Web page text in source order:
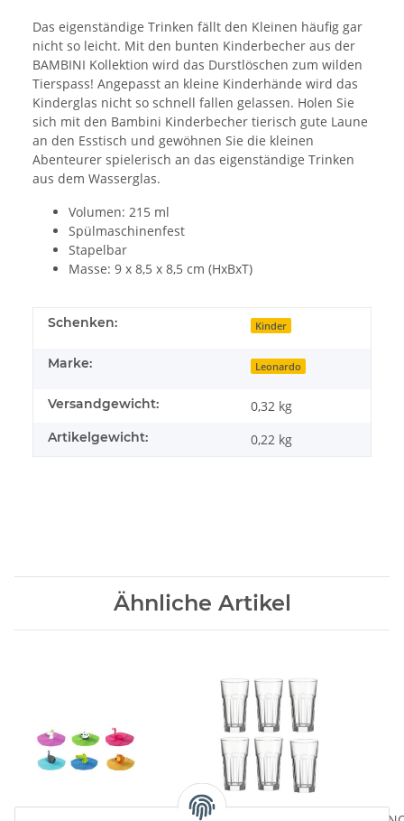
Das eigenständige Trinken fällt den Kleinen häufig gar
nicht so leicht. Mit den bunten Kinderbecher aus der
BAMBINI Kollektion wird das Durstlöschen zum wilden
Tierspass! Angepasst an kleine Kinderhände wird das
Kinderglas nicht so schnell fallen gelassen. Holen Sie
sich mit den Bambini Kinderbecher tierisch gute Laune
an den Esstisch und gewöhnen Sie die kleinen
Abenteurer spielerisch an das eigenständige Trinken
aus dem Wasserglas.
Volumen: 215 ml
Spülmaschinenfest
Stapelbar
Masse: 9 x 8,5 x 8,5 cm (HxBxT)
Schenken: Kinder
Marke: Leonardo
Versandgewicht: 0,32 kg
Artikelgewicht: 0,22 kg
Ähnliche Artikel